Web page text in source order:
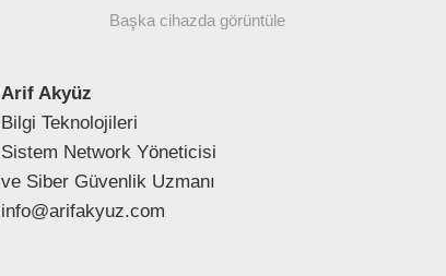
Başka cihazda görüntüle
Arif Akyüz
Bilgi Teknolojileri
Sistem Network Yöneticisi
ve Siber Güvenlik Uzmanı
info@arifakyuz.com